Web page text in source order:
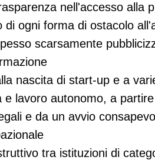
nell'accesso alla
di ogni forma di ostacolo
scarsamente
nascita di start-up e a
e lavoro autonomo, a
e da un avvio
tra istituzioni di